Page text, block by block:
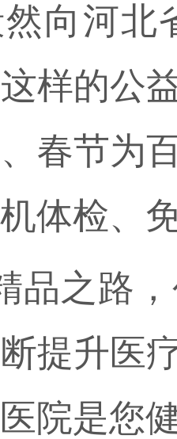
向河北
样的公
春节为
体检、
品之路
提升医
院是您